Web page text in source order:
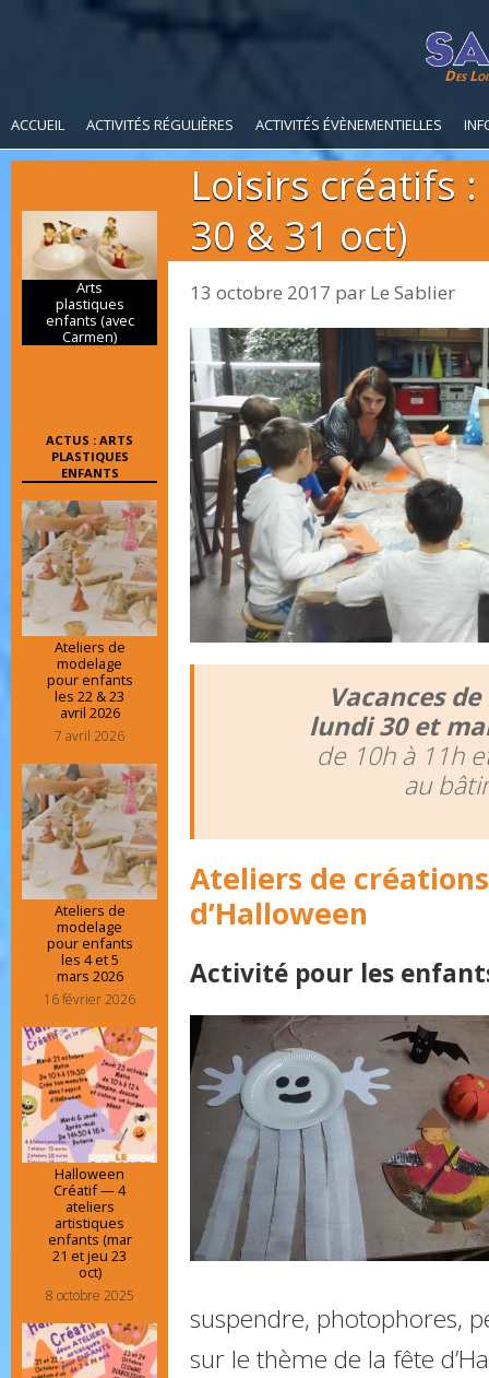
Des
ACCUEIL ACTIVITÉS RÉGULIÈRES ACTIVITÉS ÉVÈNEMENTIELLES
Loisirs créatifs
30 & 31 oct)
13 octobre 2017 par Le Sablier
Vacances
lundi 30 et
de 10h à 11h
au
Ateliers de
d’Halloween
Activité pour les
suspendre, photophores,
sur le thème de la fête
Arts
plastiques
enfants (avec
Carmen)
ACTUS : ARTS
PLASTIQUES
ENFANTS
Ateliers de
modelage
pour enfants
les 22 & 23
avril 2026
7 avril 2026
Ateliers de
modelage
pour enfants
les 4 et 5
mars 2026
16 février 2026
Halloween
Créatif — 4
ateliers
artistiques
enfants (mar
21 et jeu 23
oct)
8 octobre 2025